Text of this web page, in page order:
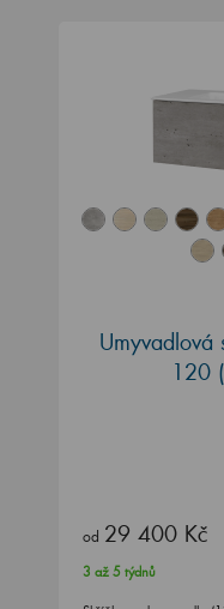
Umyvadlová
120
od 29 400 Kč
3 až 5 týdnů